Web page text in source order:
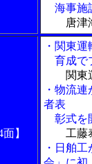
海事施
唐津
】
・関東
育成で
関東
・物流
者表
彰式を
工藤
・日舶